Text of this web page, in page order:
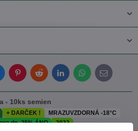
PinterestRedditLinkedInWhatsApp
E-
mail
- 10ks semien
+ DARČEK !
MRAZUVZDORNÁ -18°C
do -25% ÁNO
2022